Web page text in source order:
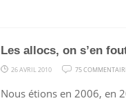
Les allocs, on s’en
26 AVRIL 2010 75
Nous étions en 2006, en